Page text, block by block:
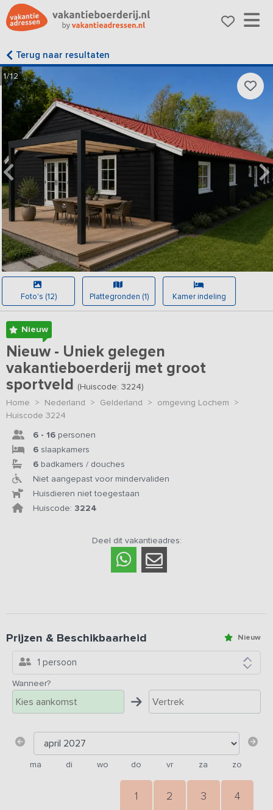
Terug naar resultaten
1/12
Foto's (12) Plattegronden (1) Kamer indeling
Nieuw
Nieuw - Uniek gelegen
vakantieboerderij met groot
sportveld (Huiscode: 3224)
Home > Nederland > Gelderland > omgeving Lochem >
Huiscode 3224
6 - 16 personen
6 slaapkamers
6 badkamers / douches
Niet aangepast voor mindervaliden
Huisdieren niet toegestaan
Huiscode: 3224
Deel dit vakantieadres:
Nieuw
Prijzen & Beschikbaarheid
1 persoon
Wanneer?
ma di wo do vr za zo
1 2 3 4